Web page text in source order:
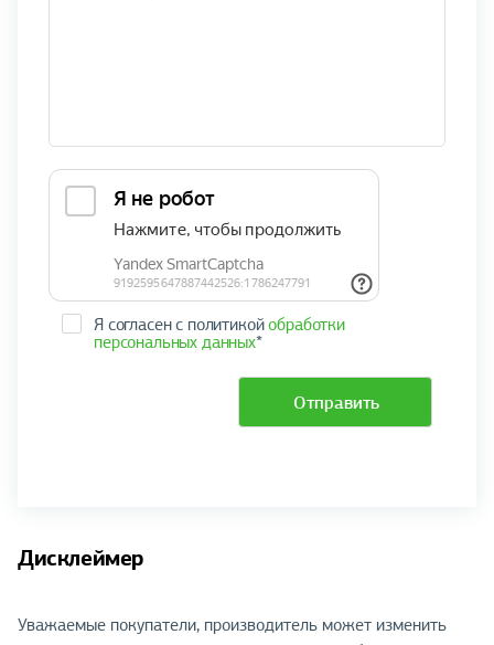
Я согласен с политикойобработки
персональных данных*
Отправить
Дисклеймер
Уважаемые покупатели, производитель может изменить